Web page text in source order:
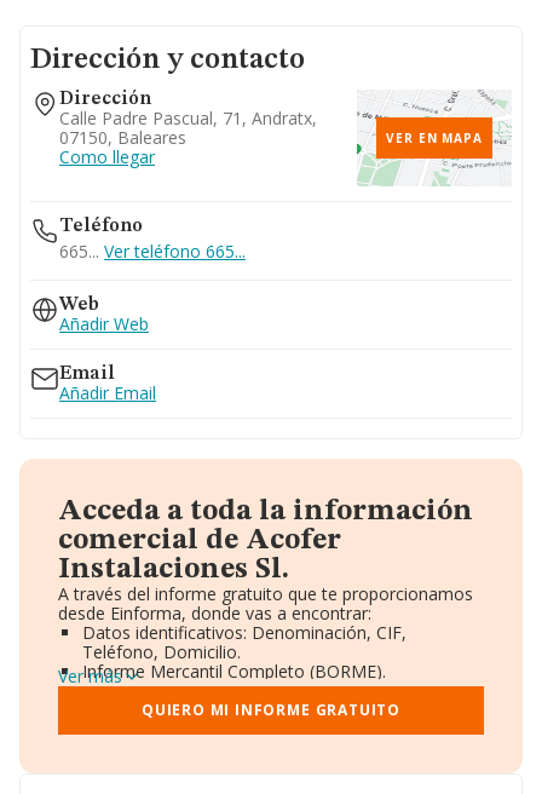
Dirección y contacto
Dirección
Calle Padre Pascual, 71, Andratx,
07150, Baleares
Como llegar
VER EN MAPA
Teléfono
665... Ver teléfono 665...
Web
Añadir Web
Email
Añadir Email
Acceda a toda la información
comercial de Acofer
Instalaciones Sl.
A través del informe gratuito que te proporcionamos
desde Einforma, donde vas a encontrar:
Datos identificativos: Denominación, CIF,
Teléfono, Domicilio.
Informe Mercantil Completo (BORME).
Gráficos de Evolución Ventas y Empleados.
Consejo de Administración y Administradores.
Directivos y Ejecutivos.
Ver más
QUIERO MI INFORME GRATUITO